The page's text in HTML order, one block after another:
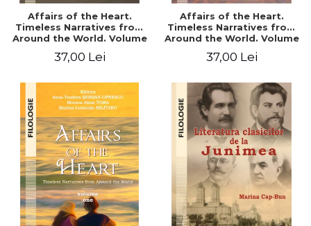
Affairs of the Heart.
Timeless Narratives from
Around the World. Volume
37,00 Lei
Affairs of the Heart.
Timeless Narratives from
Around the World. Volume
37,00 Lei